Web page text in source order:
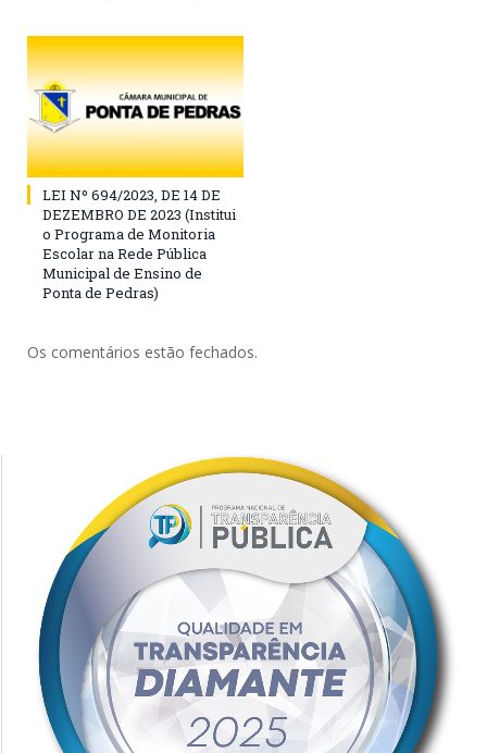
LEI Nº 694/2023, DE 14 DE
DEZEMBRO DE 2023 (Institui
o Programa de Monitoria
Escolar na Rede Pública
Municipal de Ensino de
Ponta de Pedras)
Os comentários estão fechados.